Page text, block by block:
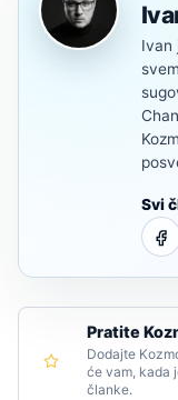
Ivan
Svi
Pratite
Dodajte
će vam, kada
članke.